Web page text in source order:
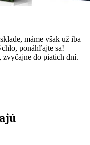
máme však už iba
ponáhľajte sa!
do piatich dní.